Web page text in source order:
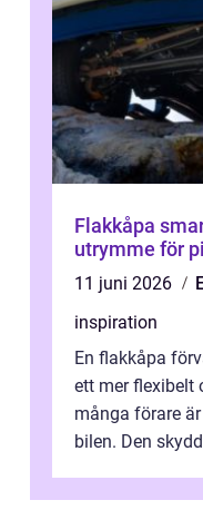
Flakkåpa smart skydd och extra
utrymme för
11 juni 2026
inspiration
En flakkåpa
ett mer flexibelt
många förare
bilen. Den